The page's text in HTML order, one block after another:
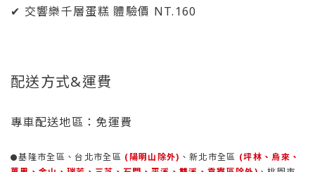
✔ 交響樂千層蛋糕 體驗價 NT.160
配送方式&運費
專車配送地區：免運費
●基隆市全區、台北市全區 (陽明山除外) 、新北市全區 (坪林、烏來、